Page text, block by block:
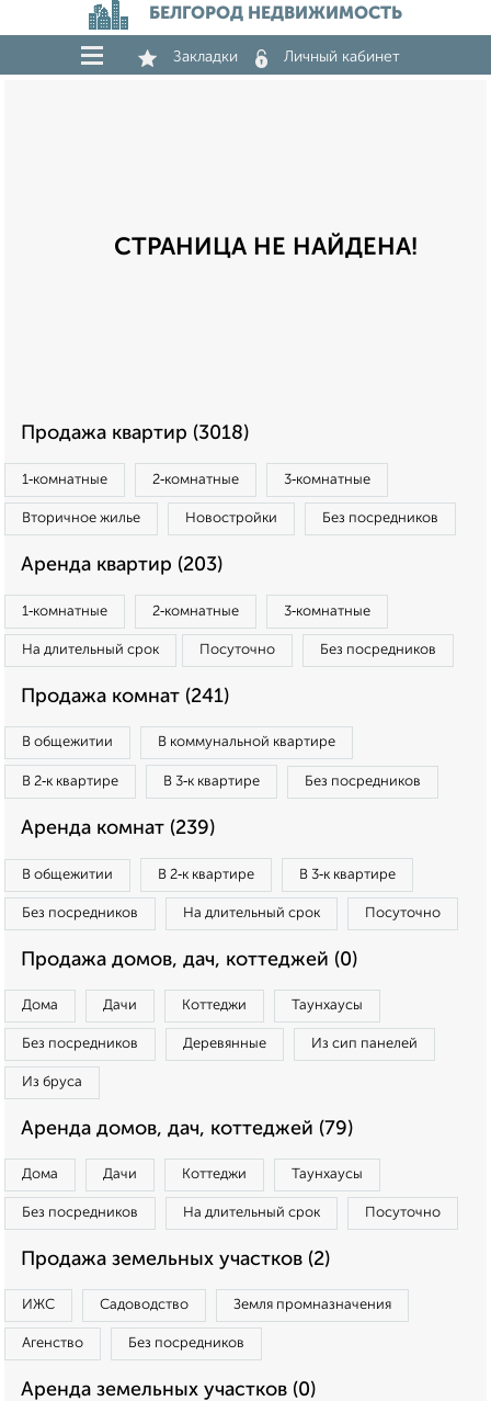
БЕЛГОРОД НЕДВИЖИМОСТЬ
Закладки Личный кабинет
СТРАНИЦА НЕ НАЙДЕНА!
Продажа квартир (3018)
1‑комнатные 2‑комнатные 3‑комнатные
Вторичное жилье Новостройки Без посредников
Аренда квартир (203)
1‑комнатные 2‑комнатные 3‑комнатные
На длительный срок Посуточно Без посредников
Продажа комнат (241)
В общежитии В коммунальной квартире
В 2‑к квартире В 3‑к квартире Без посредников
Аренда комнат (239)
В общежитии В 2‑к квартире В 3‑к квартире
Без посредников На длительный срок Посуточно
Продажа домов, дач, коттеджей (0)
Дома Дачи Коттеджи Таунхаусы
Без посредников Деревянные Из сип панелей
Из бруса
Аренда домов, дач, коттеджей (79)
Дома Дачи Коттеджи Таунхаусы
Без посредников На длительный срок Посуточно
Продажа земельных участков (2)
ИЖС Садоводство Земля промназначения
Агенство Без посредников
Аренда земельных участков (0)